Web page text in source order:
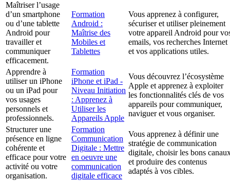
Maîtriser l’usage
d’un smartphone
ou d’une tablette
Android pour
travailler et
communiquer
efficacement.
Formation
Android :
Maîtrise des
Mobiles et
Tablettes
Vous apprenez à configurer,
sécuriser et utiliser pleinement
votre appareil Android pour
emails, vos recherches Internet
et vos applications utiles.
Apprendre à
utiliser un iPhone
ou un iPad pour
vos usages
personnels et
professionnels.
Formation
iPhone et iPad -
Niveau Initiation
: Apprenez à
Utiliser les
Appareils Apple
Vous découvrez l’écosystème
Apple et apprenez à exploiter
les fonctionnalités clés de vos
appareils pour communiquer,
naviguer et vous organiser.
Structurer une
présence en ligne
cohérente et
efficace pour votre
activité ou votre
organisation.
Formation
Communication
Digitale : Mettre
en oeuvre une
communication
digitale efficace
Vous apprenez à définir une
stratégie de communication
digitale, choisir les bons
et produire des contenus
adaptés à vos cibles.